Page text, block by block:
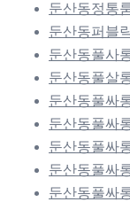
둔산동정통
둔산동퍼블
둔산동풀사
둔산동풀살
둔산동풀싸
둔산동풀싸
둔산동풀싸
둔산동풀싸
둔산동풀싸